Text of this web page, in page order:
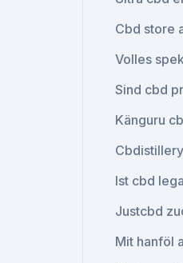
Cbd store
Volles
Sind cbd
Känguru
Ist cbd
Justcbd
Mit hanföl